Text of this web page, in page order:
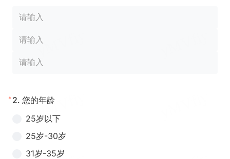
* 2. 您的年龄
25岁以下
25岁-30岁
31岁-35岁